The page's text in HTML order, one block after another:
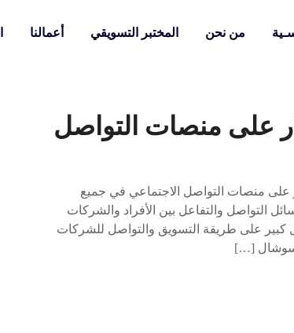
من نحن المختبر التسويقي أعمالنا
على منصات التواصل
على منصات التواصل الاجتماعي في جميع
التواصل والتفاعل بين الأفراد والشركات
كبير على طريقة التسويق والتواصل للشركات
[…]